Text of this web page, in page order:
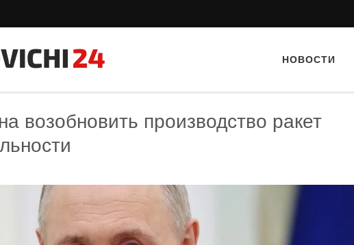
НОВОСТИ
возобновить производство ракет
Тайный гость: Гастропаб “Drova”